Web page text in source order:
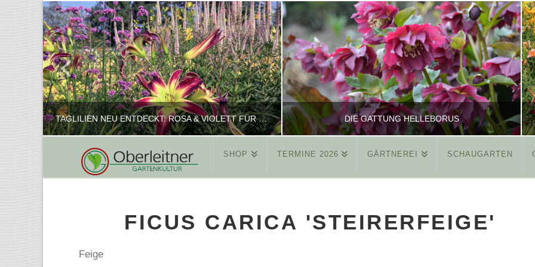
TAGLILIEN NEU ENTDECKT: ROSA & VIOLETT FÜR ROMANTISCHE PFLANZKOMBINATIONEN
REINHARD
FEBRUAR 16, 2025
DIE GATTUNG HELLEBORUS
REINHARD
MÄRZ 26, 2015
SHOP TERMINE 2026 GÄRTNEREI SCHAUGARTEN
FICUS CARICA 'STEIRERFEIGE'
Feige